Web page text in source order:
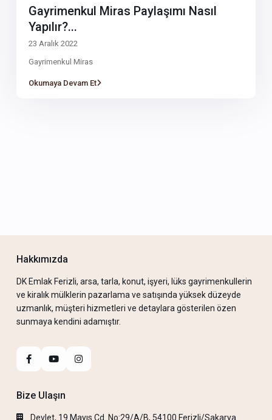
Gayrimenkul Miras Paylaşımı Nasıl
Yapılır?...
23 Aralık 2022
Gayrimenkul Miras
Okumaya Devam Et
Hakkımızda
DK Emlak Ferizli, arsa, tarla, konut, işyeri, lüks gayrimenkullerin
ve kiralık mülklerin pazarlama ve satışında yüksek düzeyde
uzmanlık, müşteri hizmetleri ve detaylara gösterilen özen
sunmaya kendini adamıştır.
Bize Ulaşın
Devlet, 19 Mayıs Cd. No:29/A/B, 54100 Ferizli/Sakarya